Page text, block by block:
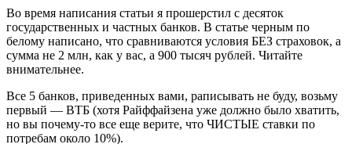
Во время написания статьи я прошерстил с десяток
государственных и частных банков. В статье черным по
белому написано, что сравниваются условия БЕЗ страховок, а
сумма не 2 млн, как у вас, а 900 тысяч рублей. Читайте
внимательнее.
Все 5 банков, приведенных вами, раписывать не буду, возьму
первый — ВТБ (хотя Райффайзена уже должно было хватить,
но вы почему-то все еще верите, что ЧИСТЫЕ ставки по
потребам около 10%).